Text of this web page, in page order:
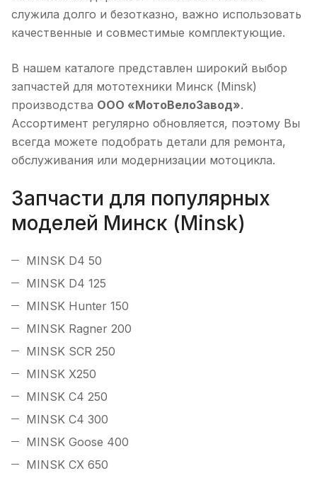
служила долго и безотказно, важно использовать
качественные и совместимые комплектующие.
В нашем каталоге представлен широкий выбор
запчастей для мототехники Минск (Minsk)
производства ООО «МотоВелоЗавод».
Ассортимент регулярно обновляется, поэтому Вы
всегда можете подобрать детали для ремонта,
обслуживания или модернизации мотоцикла.
Запчасти для популярных
моделей Минск (Minsk)
MINSK D4 50
MINSK D4 125
MINSK Hunter 150
MINSK Ragner 200
MINSK SCR 250
MINSK X250
MINSK C4 250
MINSK C4 300
MINSK Goose 400
MINSK CX 650